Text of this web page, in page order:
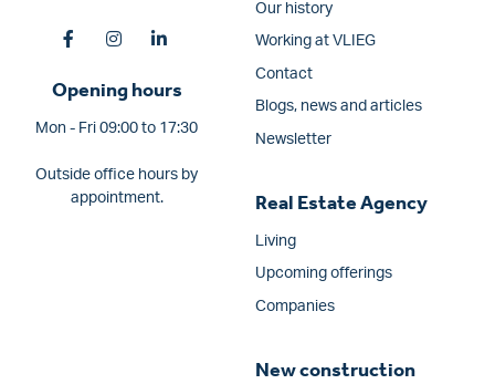
Opening hours
Mon - Fri 09:00 to 17:30
Outside office hours by
appointment.
Our history
Working at VLIEG
Contact
Blogs, news and articles
Newsletter
Real Estate Agency
Living
Upcoming offerings
Companies
New construction